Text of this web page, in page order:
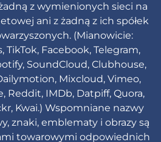
z wymienionych sieci na
ani z żadną z ich spółek
(Mianowicie:
TikTok, Facebook, Telegram,
SoundCloud, Clubhouse,
Mixcloud, Vimeo,
Reddit, IMDb, Datpiff, Quora,
Kwai.) Wspomniane nazwy
znaki, emblematy i obrazy są
towarowymi odpowiednich